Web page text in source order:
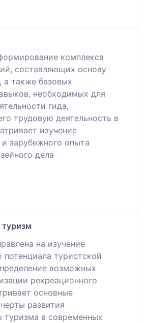
комплекса
составляющих основу
а также базовых
необходимых для
гида,
трудовую деятельность в
изучение
и зарубежного опыта
дела
на изучение
потенциала туристской
возможных
рекреационного
основные
развития
туризма в современных